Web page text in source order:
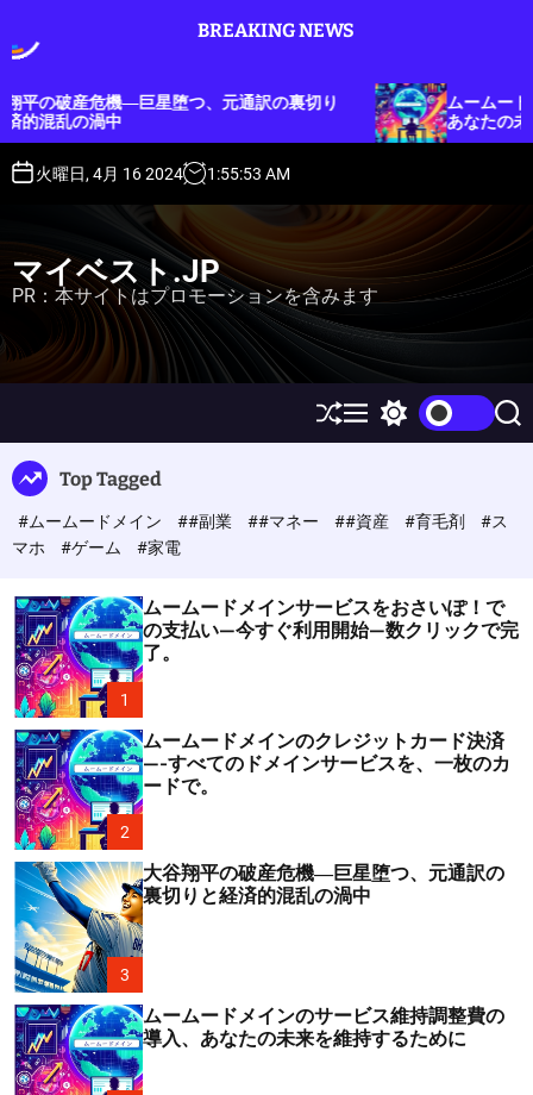
o
BREAKING NEWS
通訳の裏切り
ムームードメインのサービス維持調整費
あなたの未来を維持するために
火曜日, 4月 16 2024 1 :55:54 AM
マイベスト.JP
PR：本サイトはプロモーションを含みます
S
h
e
M
e w
h
o
r
S
e
h
Top Tagged
#ムームードメイン ##副業 ##マネー ##資産 #育毛剤
#ス
マホ
#ゲーム #家電
1
ムームードメインサービスをおさいぽ！で
の支払い—今すぐ利用開始—数クリックで完
了。
2
ムームードメインのクレジットカード決済
—-すべてのドメインサービスを、一枚のカ
ードで。
3
大谷翔平の破産危機―巨星堕つ、元通訳の
裏切りと経済的混乱の渦中
ムームードメインのサービス維持調整費の
導入、あなたの未来を維持するために